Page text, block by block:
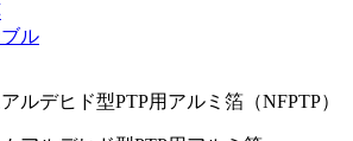
ル
ルデヒド型PTP用アルミ箔（NFPTP）